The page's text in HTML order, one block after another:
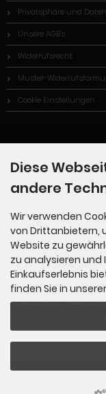
Privatsphäre und
Unsere AGB's
Widerrufsrecht
Muster-
Cookie Einstellungen
Kontakt
TÜV
Lieferzeit
Newsletter-
E-Mail-Adresse:
Diese
andere
Wir verwenden
von Drittanbietern,
Website zu
zu analysieren
Einkaufserlebnis
finden Sie in